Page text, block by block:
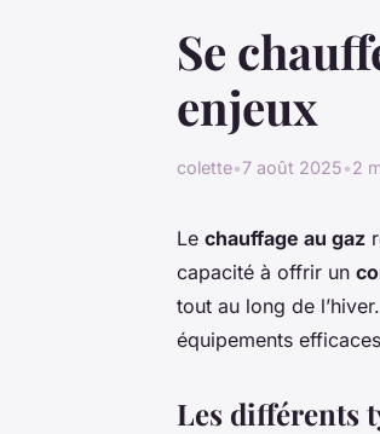
Se
enjeux
colette•7 août 2025•2
Le chauffage au gaz
capacité à offrir un
tout au long de
équipements
Les différents